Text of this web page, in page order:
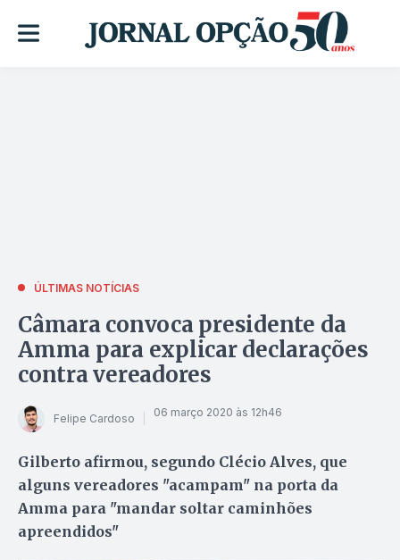
ÚLTIMAS NOTÍCIAS
Câmara convoca presidente da
Amma para explicar declarações
contra vereadores
Felipe Cardoso 06 março 2020 às 12h46
Gilberto afirmou, segundo Clécio Alves, que
alguns vereadores "acampam" na porta da
Amma para "mandar soltar caminhões
apreendidos"